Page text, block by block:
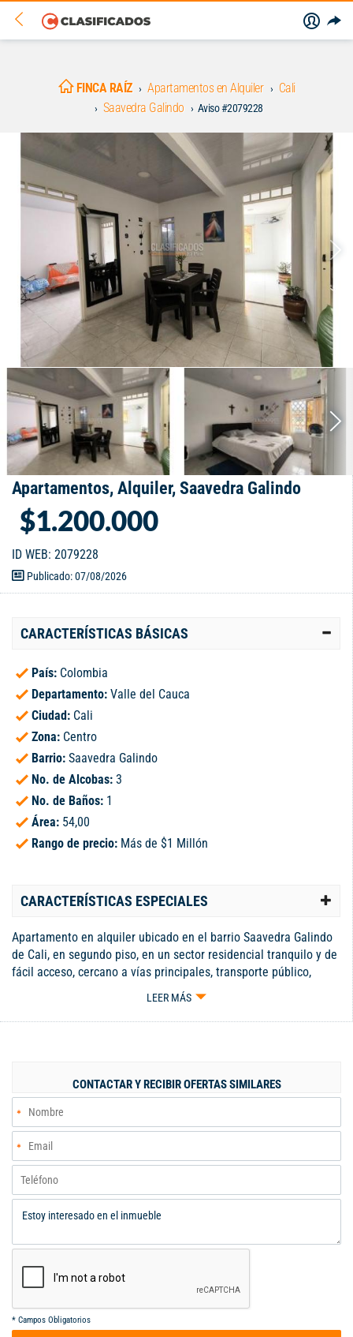
FINCA RAÍZ Apartamentos en Alquiler
Cali
Saavedra Galindo
Aviso #2079228
Apartamentos, Alquiler, Saavedra Galindo
$1.200.000
ID WEB: 2079228
Publicado: 07/08/2026
CARACTERÍSTICAS BÁSICAS
País: Colombia
Departamento: Valle del Cauca
Ciudad: Cali
Zona: Centro
Barrio: Saavedra Galindo
No. de Alcobas: 3
No. de Baños: 1
Área: 54,00
Rango de precio: Más de $1 Millón
CARACTERÍSTICAS ESPECIALES
Apartamento en alquiler ubicado en el barrio Saavedra Galindo
de Cali, en segundo piso, en un sector residencial tranquilo y de
fácil acceso, cercano a vías principales, transporte público,
supermercados, tiendas, colegios y diferentes servicios que
cuenta con tres habitaciones, sala comedor con buena
familia. Su distribución permite un ambiente fresco y
confortable, con excelente ventilación. Una excelente opción
para quienes buscan vivir en una zona central de Cali, con
acceso rápido a diferentes puntos de la ciudad y en un entorno
residencial agradable. El apartamento ofrece comodidad, buena
ubicación y espacios funcionales a un excelente valor de
alquiler. SERVICIOS INCLUIDOS
LEER MÁS
CONTACTAR Y RECIBIR OFERTAS SIMILARES
* Campos Obligatorios